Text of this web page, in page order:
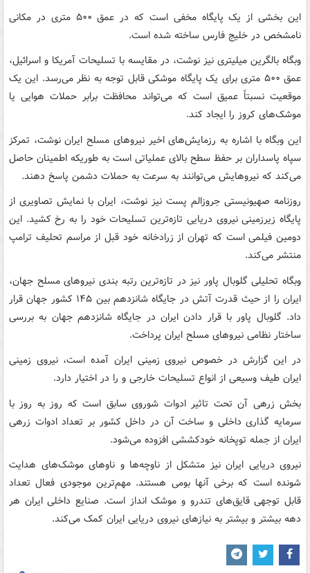
این بخشی از یک پایگاه مخفی است که در عمق ۵۰۰ متری در مکانی
نامشخص در خلیج فارس ساخته شده است.
وبگاه بالگرین میلیتری نیز نوشت، در مقایسه با تسلیحات آمریکا و اسرائیل،
عمق ۵۰۰ متری برای یک پایگاه موشکی قابل توجه به نظر می‌رسد. این یک
موقعیت نسبتاً عمیق است که می‌تواند محافظت برابر حملات هوایی یا
موشک‌های کروز را ایجاد کند.
این وبگاه با اشاره به رزمایش‌های اخیر نیروهای مسلح ایران نوشت، تمرکز
سپاه پاسداران بر حفظ سطح بالای عملیاتی است به طوریکه اطمینان حاصل
می‌کند که نیروهایش می‌توانند به سرعت به حملات دشمن پاسخ دهند.
روزنامه صهیونیستی جروزالم پست نیز نوشت، ایران با نمایش تصاویری از
پایگاه زیرزمینی نیروی دریایی تازه‌ترین تسلیحات خود را به رخ کشید. این
دومین فیلمی است که تهران از زرادخانه خود قبل از مراسم تحلیف ترامپ
منتشر می‌کند.
وبگاه تحلیلی گلوبال پاور نیز در تازه‌ترین رتبه بندی نیروهای مسلح جهان،
ایران را از حیث قدرت آتش در جایگاه شانزدهم بین ۱۴۵ کشور جهان قرار
داد. گلوبال پاور با قرار دادن ایران در جایگاه شانزدهم جهان به بررسی
ساختار نظامی نیروهای مسلح ایران پرداخت.
در این گزارش در خصوص نیروی زمینی ایران آمده است، نیروی زمینی
ایران طیف وسیعی از انواع تسلیحات خارجی و را در اختیار دارد.
بخش زرهی آن تحت تاثیر ادوات شوروی سابق است که روز به روز با
سرمایه گذاری داخلی و ساخت آن در داخل کشور بر تعداد ادوات زرهی
ایران از جمله توپخانه خودکششی افزوده می‌شود.
نیروی دریایی ایران نیز متشکل از ناوچه‌ها و ناوهای موشک‌های هدایت
شونده است که برخی آنها بومی هستند. مهم‌ترین موجودی فعال تعداد
قابل توجهی قایق‌های تندرو و موشک انداز است. صنایع داخلی ایران هر
دهه بیشتر و بیشتر به نیازهای نیروی دریایی ایران کمک می‌کند.